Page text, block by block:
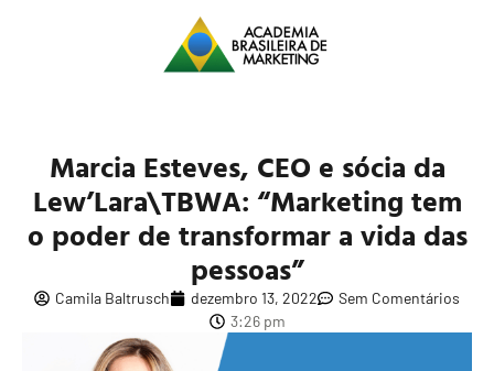
Marcia Esteves, CEO e sócia da
Lew’Lara\TBWA: “Marketing tem
o poder de transformar a vida das
pessoas”
Camila Baltrusch dezembro 13, 2022
Sem Comentários
3:26 pm